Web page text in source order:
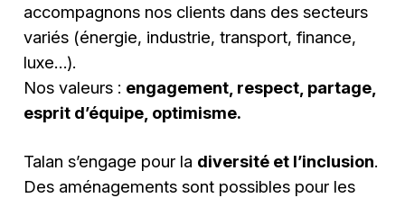
accompagnons nos clients dans des secteurs
variés (énergie, industrie, transport, finance,
luxe…).
Nos valeurs : engagement, respect, partage,
esprit d’équipe, optimisme.
Talan s’engage pour la diversité et l’inclusion.
Des aménagements sont possibles pour les